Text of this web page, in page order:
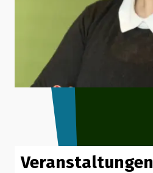
Veranstaltungen